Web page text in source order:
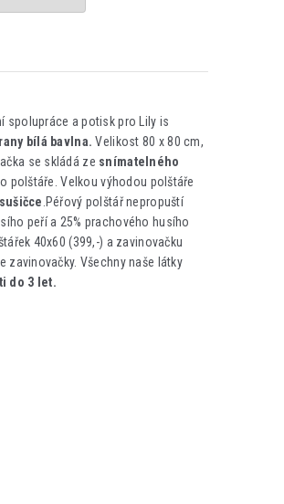
spolupráce a potisk pro Lily is
bílá bavlna.Velikost 80 x 80 cm,
se skládá ze snímatelného
polštáře. Velkou výhodou polštáře
.Péřový polštář nepropuští
peří a 25% prachového husího
40x60 (399,-) a zavinovačku
zavinovačky. Všechny naše látky
do 3 let.